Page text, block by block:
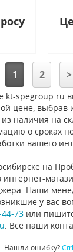
1 2 >
kt-spegroup.ru
цене, выбрав
наличия на
о сроках
вашего
на
интернет-
Наши
у вас
73 или
. Все наши
Нашли ошибку?